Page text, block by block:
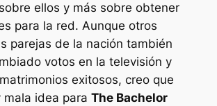
ellos y más sobre obtener
para la red. Aunque otros
parejas de la nación también
votos en la televisión y
exitosos, creo que
mala idea para The Bachelor